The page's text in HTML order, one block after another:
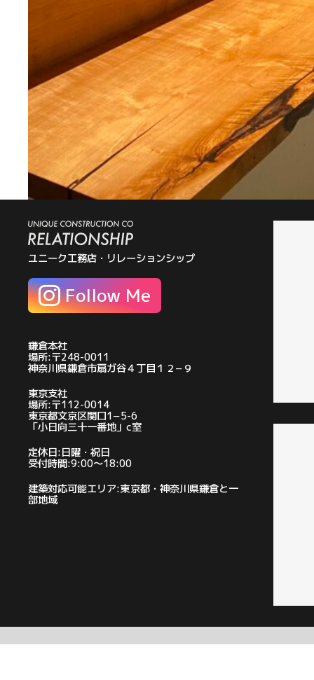
ユニーク工務店・リレーションシップ
Follow Me
鎌倉本社
場所:〒248-0011
神奈川県鎌倉市扇ガ谷４丁目１２−９
東京支社
場所:〒112-0014
東京都文京区関口1−5-6
「小日向三十一番地」c室
定休日:日曜・祝日
受付時間:9:00〜18:00
建築対応可能エリア:東京都・神奈川県鎌倉と一
部地域